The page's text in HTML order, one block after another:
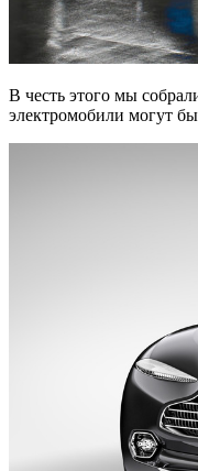
В честь этого мы
электромобили могут